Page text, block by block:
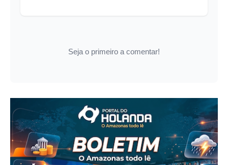
Seja o primeiro a comentar!